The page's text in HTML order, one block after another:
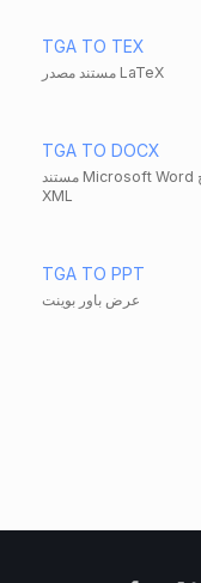
TGA TO TEX
مستند مصدر LaTeX
TGA TO DOCX
مستند Microsoft Word المفتوح
XML
TGA TO PPT
عرض باور بوينت